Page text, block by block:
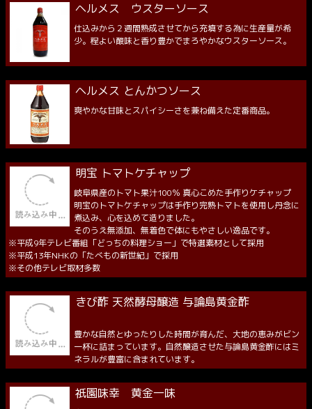
ヘルメス ウスターソース
仕込みから２週間熟成させてから充填する為に生産量が希
少。程よい酸味と香り豊かでまろやかなウスターソース。
ヘルメス とんかつソース
爽やかな甘味とスパイシーさを兼ね備えた定番商品。
明宝 トマトケチャップ
岐阜県産のトマト果汁100％ 真心こめた手作りケチャップ
明宝のトマトケチャップは手作り完熟トマトを使用し丹念に
煮込み、心を込めて造りました。
そのうえ無添加、無着色で体にもやさしい逸品です。
※平成9年テレビ番組「どっちの料理ショー」で特選素材として採用
※平成13年NHKの「たべもの新世紀」で採用
※その他テレビ取材多数
きび酢 天然酵母醸造 与論島黄金酢
豊かな自然とゆったりした時間が育んだ、大地の恵みがビン
一杯に詰まっています。自然醸造させた与論島黄金酢にはミ
ネラルが豊富に含まれています。